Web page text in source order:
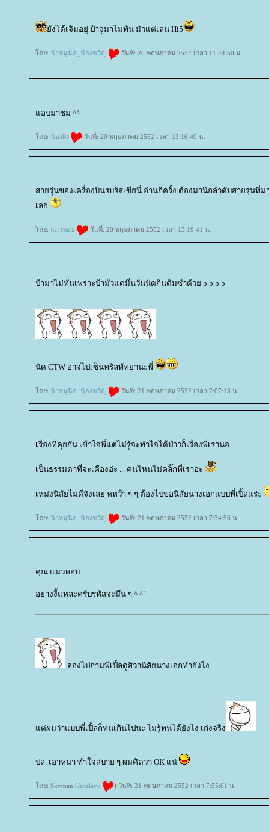
ังได้เจิมอยู่ ป้าจูมาไม่ทัน มัวแต่เล่น Hi5
ดย: น้าหนูนีล_น้องขวัญ วันที่: 20 พฤษภาคม 2552 เวลา:11:44:50 น.
อบมาชม ^^
ดย: น้องผิง วันที่: 20 พฤษภาคม 2552 เวลา:13:16:49 น.
สายรุ่นของเครื่องบินรบรัสเซียนี่ อ่านกี่ครั้ง ต้องมานึกลำดับสายรุ่นที่
เล
ดย: มวหอบ วันที่: 20 พฤษภาคม 2552 เวลา:13:19:41 น.
ป้ามาไม่ทันเพราะป้ามั่วแต่มึ่นวันนัดกินติ่มซำด้วย 5 5 5 5
นัด CTW อาจไปเซ็นทรัลพัทยานะพี่
ดย: น้าหนูนีล_น้องขวัญ วันที่: 21 พฤษภาคม 2552 เวลา:7:07:13 น.
เรื่องที่คุยกัน เข้าใจพี่แต่ไม่รู้จะทำไจได้ป่าวก็เรื่องพี่เราน่อ
เป็นธรรมดาที่จะเคืองอ่ะ ... คนไหนไม่คลิ๊กพี่เราอ่ะ
เหม่งนิสัยไม่ดีจังเลย หหว๊า ๆ ๆ ต้องไปขอนิสัยนางเอกแบบพี่เปิ้ลแร่ะ
ดย: น้าหนูนีล_น้องขวัญ วันที่: 21 พฤษภาคม 2552 เวลา:7:34:56 น.
คุณ แมวหอบ
อย่างงี้แหละครับรหัสจะมึน ๆ ^ ^"
ลองไปถามพี่เปิ้ลดูสิว่านิสัยนางเอกทำยังไง
ต่ผมว่าแบบพี่เปิ้ลก็ทนเกินไปนะ ไม่รู้ทนได้ยังไง เก่งจริง
ปล. เอาหน่า ทำใจสบาย ๆ ผมคิดว่า OK แน่
ดย: Skyman (Analayo ) วันที่: 21 พฤษภาคม 2552 เวลา:7:55:01 น.